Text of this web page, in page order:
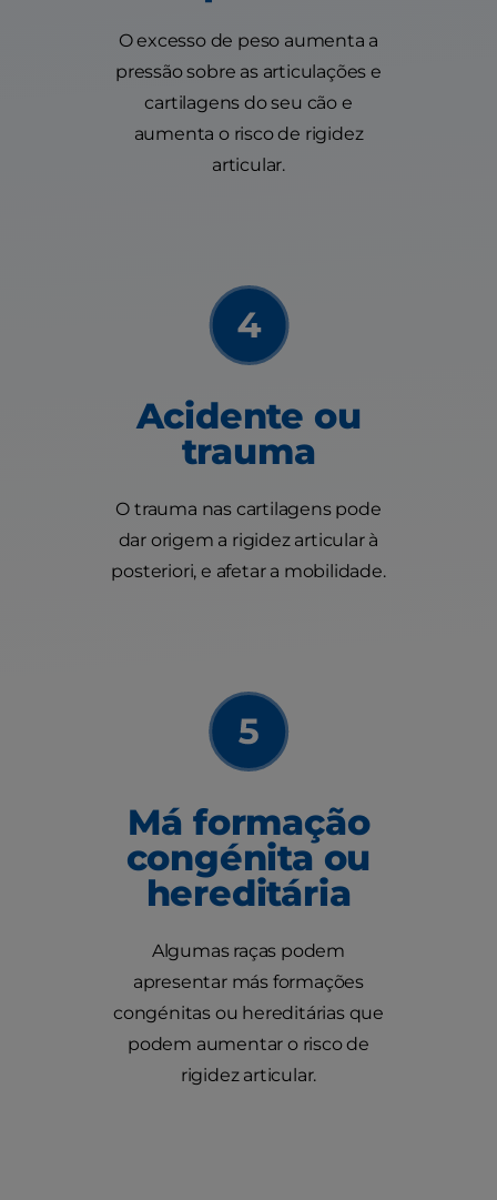
O excesso de peso aumenta a
pressão sobre as articulações e
cartilagens do seu cão e
aumenta o risco de rigidez
articular.
Acidente ou
trauma
O trauma nas cartilagens pode
dar origem a rigidez articular à
posteriori, e afetar a mobilidade.
Má formação
congénita ou
hereditária
Algumas raças podem
apresentar más formações
congénitas ou hereditárias que
podem aumentar o risco de
rigidez articular.